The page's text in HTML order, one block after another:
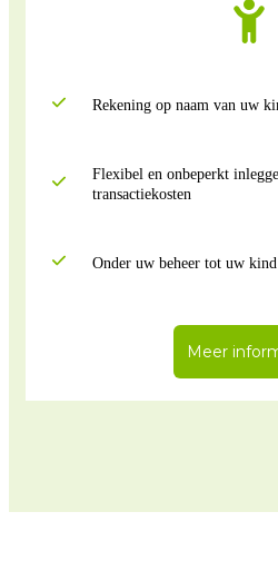
Rekening op naam van uw
Flexibel en onbeperkt
transactiekosten
Onder uw beheer tot uw
Meer